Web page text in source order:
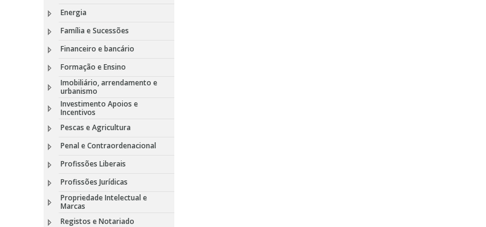
Energia
Família e Sucessões
Financeiro e bancário
Formação e Ensino
Imobiliário, arrendamento e
urbanismo
Investimento Apoios e
Incentivos
Pescas e Agricultura
Penal e Contraordenacional
Profissões Liberais
Profissões Jurídicas
Propriedade Intelectual e
Marcas
Registos e Notariado